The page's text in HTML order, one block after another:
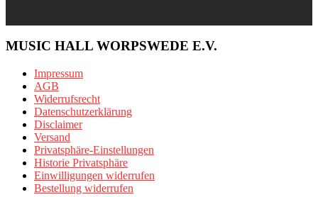
MUSIC HALL WORPSWEDE E.V.
Impressum
AGB
Widerrufsrecht
Datenschutzerklärung
Disclaimer
Versand
Privatsphäre-Einstellungen
Historie Privatsphäre
Einwilligungen widerrufen
Bestellung widerrufen